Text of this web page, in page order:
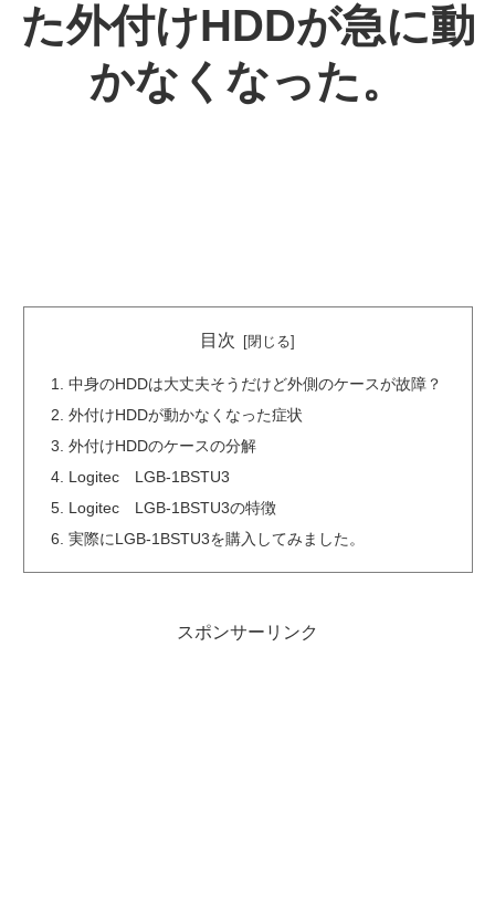
た外付けHDDが急に動
かなくなった。
目次
中身のHDDは大丈夫そうだけど外側のケースが故障？
外付けHDDが動かなくなった症状
外付けHDDのケースの分解
Logitec LGB-1BSTU3
Logitec LGB-1BSTU3の特徴
実際にLGB-1BSTU3を購入してみました。
スポンサーリンク